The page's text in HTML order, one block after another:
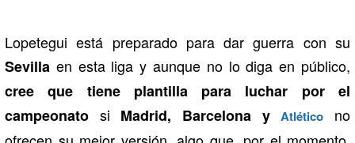
Lopetegui está preparado para dar guerra con su
Sevilla en esta liga y aunque no lo diga en público,
cree que tiene plantilla para luchar por el
campeonato si Madrid, Barcelona yAtlético
no